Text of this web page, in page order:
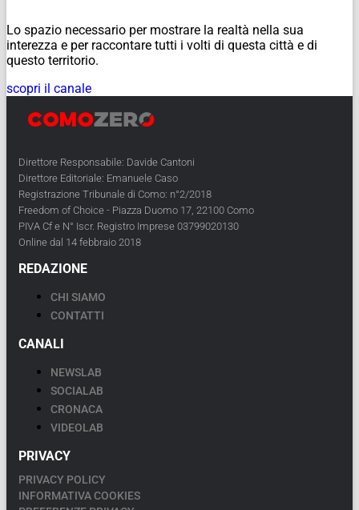
Lo spazio necessario per mostrare la realtà nella sua
interezza e per raccontare tutti i volti di questa città e di
questo territorio.
scopri il canale
Direttore Responsabile: Davide Cantoni
Direttore Editoriale: Emanuele Caso
Registrazione Tribunale di Como: n°2/2018
Freedom of Choice - Piazza Duomo 17, 22100 Como
PIVA Cf e N° Iscr. Registro Imprese 03799020130
Online dal 14 febbraio 2018
REDAZIONE
CHI SIAMO
CONTATTI
CANALI
NEWSLAB
SOCIALAB
CRONACA
VIDEOLAB
PRIVACY
PRIVACY POLICY
INFORMATIVA COOKIES